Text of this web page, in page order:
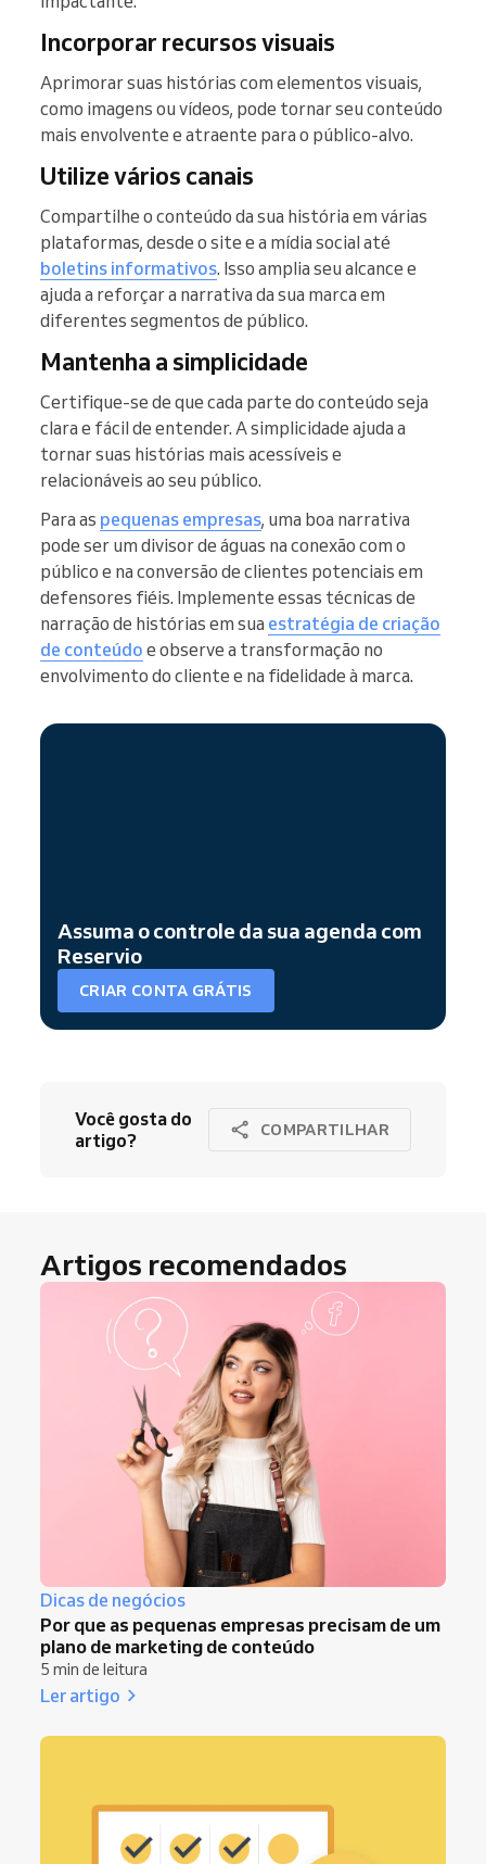
Incorporar recursos visuais
Aprimorar suas histórias com elementos visuais,
como imagens ou vídeos, pode tornar seu conteúdo
mais envolvente e atraente para o público-alvo.
Utilize vários canais
Compartilhe o conteúdo da sua história em várias
plataformas, desde o site e a mídia social até
boletins informativos. Isso amplia seu alcance e
ajuda a reforçar a narrativa da sua marca em
diferentes segmentos de público.
Mantenha a simplicidade
Certifique-se de que cada parte do conteúdo seja
clara e fácil de entender. A simplicidade ajuda a
tornar suas histórias mais acessíveis e
relacionáveis ao seu público.
Para as pequenas empresas, uma boa narrativa
pode ser um divisor de águas na conexão com o
público e na conversão de clientes potenciais em
defensores fiéis. Implemente essas técnicas de
narração de histórias em sua estratégia de criação
de conteúdo e observe a transformação no
envolvimento do cliente e na fidelidade à marca.
Assuma o controle da sua agenda com
Reservio
CRIAR CONTA GRÁTIS
Você gosta do
artigo?
COMPARTILHAR
Artigos recomendados
Dicas de negócios
Por que as pequenas empresas precisam de um
plano de marketing de conteúdo
5 min de leitura
Ler artigo